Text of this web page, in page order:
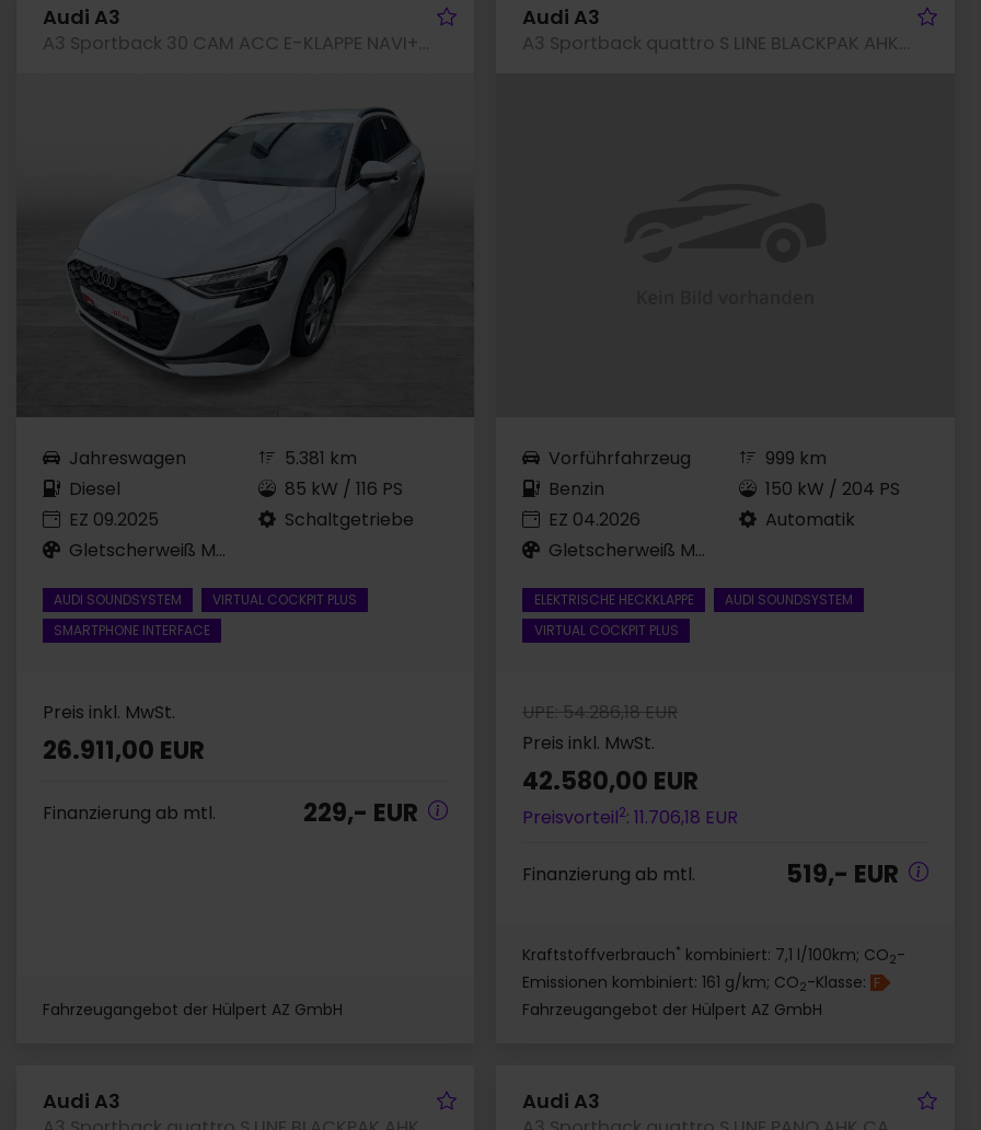
merken
Audi A3
A3 Sportback 30 CAM ACC E-KLAPPE NAVI+ LM17 SITZHZ.
Fahrzeug merken
Jahreswagen
Diesel
EZ 09.2025
Gletscherweiß Metallic
5.381 km
85 kW / 116 PS
Schaltgetriebe
AUDI SOUNDSYSTEM
VIRTUAL COCKPIT PLUS
SMARTPHONE INTERFACE
Preis inkl. MwSt.
26.911,00 EUR
Finanzierung ab mtl. 229,- EUR
Fahrzeugangebot der Hülpert AZ GmbH
Audi A3
A3 Sportback quattro S LINE BLACKPAK AHK CAM NAVI+
Vorführfahrzeug
Benzin
EZ 04.2026
Gletscherweiß Metallic
999 km
150 kW / 204 PS
Automatik
ELEKTRISCHE HECKKLAPPE
AUDI SOUNDSYSTEM
VIRTUAL COCKPIT PLUS
UPE: 54.286,18 EUR
Preis inkl. MwSt.
42.580,00 EUR
Preisvorteil2: 11.706,18 EUR
Finanzierung ab mtl. 519,- EUR
Kraftstoffverbrauch* kombiniert: 7,1 l/100km; CO2-
Emissionen kombiniert: 161 g/km; CO2-Klasse: F
Fahrzeugangebot der Hülpert AZ GmbH
merken
Audi A3 Fahrzeug merken
Audi A3